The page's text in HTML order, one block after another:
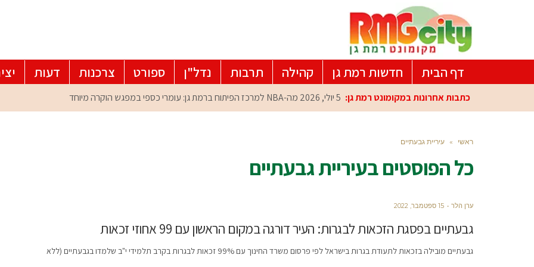
דף הבית חדשות רמת גן קהילה תרבות נדל"ן ספורט צרכנות דעות
כתבות אחרונות במקומונט רמת גן: 5 יולי, 2026 מה-NBA למרכז הפיתוח ברמת גן: עומרי כספי במפגש הוקרה מיוחד
ראשי » עיריית גבעתיים
כל הפוסטים בעיריית גבעתיים
ערן הלר 15 ספטמבר, 2022
גבעתיים בפסגת הזכאות לבגרות: העיר דורגה במקום הראשון עם 99 אחוזי זכאות
גבעתיים מובילה בזכאות לתעודת בגרות בישראל לפי פרסום משרד החינוך עם 99% זכאות לבגרות בקרב תלמידי י"ב שלמדו בגבעתיים (ללא